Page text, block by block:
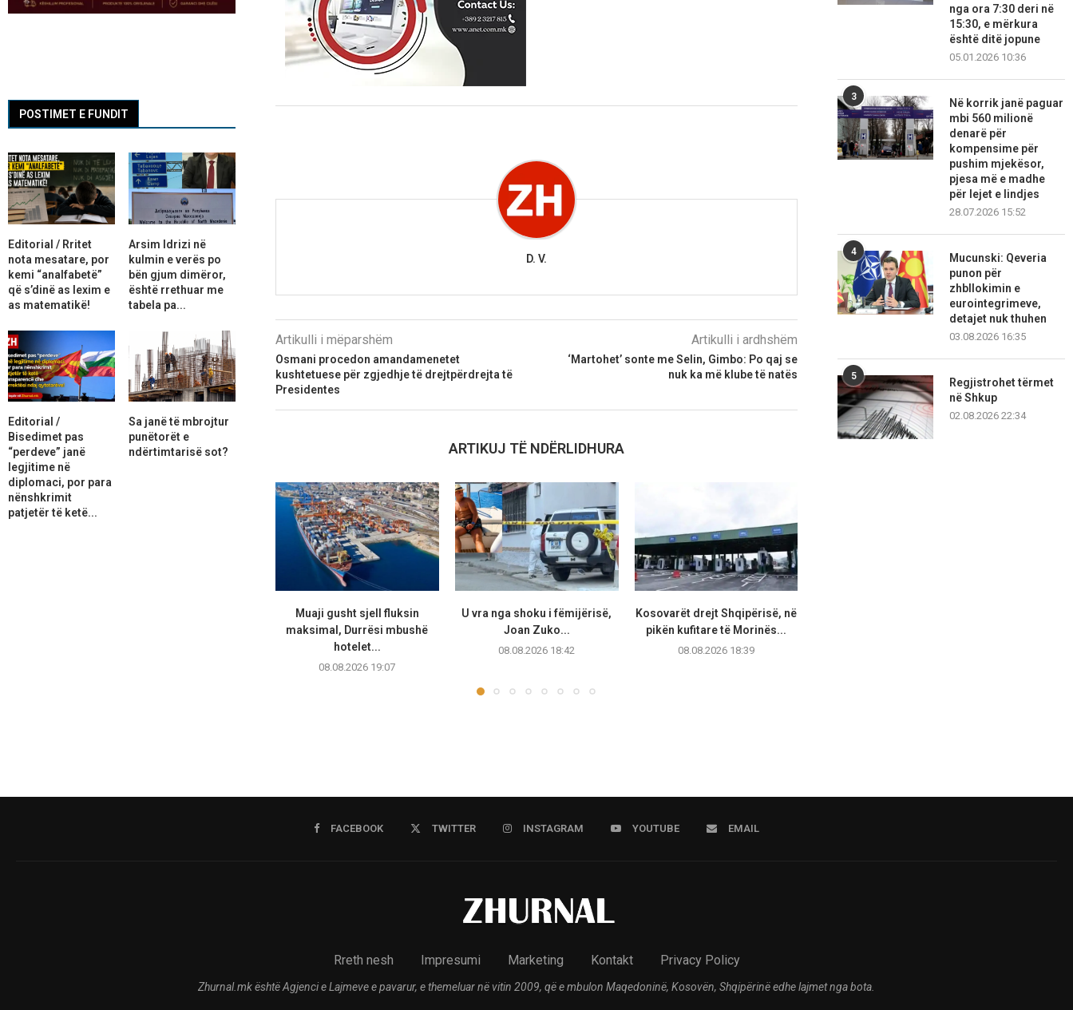
D. V.
Artikulli i mëparshëm
Osmani procedon amandamenetet
kushtetuese për zgjedhje të drejtpërdrejta të
Presidentes
Artikulli i ardhshëm
‘Martohet’ sonte me Selin, Gimbo: Po qaj se
nuk ka më klube të natës
ARTIKUJ TË NDËRLIDHURA
Muaji gusht sjell fluksin
maksimal, Durrësi mbushë
hotelet...
08.08.2026 19:07
U vra nga shoku i fëmijërisë,
Joan Zuko...
08.08.2026 18:42
Kosovarët drejt Shqipërisë, në
pikën kufitare të Morinës...
08.08.2026 18:39
nga ora 7:30 deri në
15:30, e mërkura
është ditë jopune
05.01.2026 10:36
3
Në korrik janë paguar
mbi 560 milionë
denarë për
kompensime për
pushim mjekësor,
pjesa më e madhe
për lejet e lindjes
28.07.2026 15:52
4
Mucunski: Qeveria
punon për
zhbllokimin e
eurointegrimeve,
detajet nuk thuhen
03.08.2026 16:35
5
Regjistrohet tërmet
në Shkup
02.08.2026 22:34
POSTIMET E FUNDIT
Editorial / Rritet
nota mesatare, por
kemi “analfabetë”
që s’dinë as lexim e
as matematikë!
Arsim Idrizi në
kulmin e verës po
bën gjum dimëror,
është rrethuar me
tabela pa...
Editorial /
Bisedimet pas
“perdeve” janë
legjitime në
diplomaci, por para
nënshkrimit
patjetër të ketë...
Sa janë të mbrojtur
punëtorët e
ndërtimtarisë sot?
FACEBOOK TWITTER INSTAGRAM YOUTUBE EMAIL
Rreth nesh Impresumi Marketing Kontakt Privacy Policy
Zhurnal.mk është Agjenci e Lajmeve e pavarur, e themeluar në vitin 2009, që e mbulon Maqedoninë, Kosovën, Shqipërinë edhe lajmet nga bota.